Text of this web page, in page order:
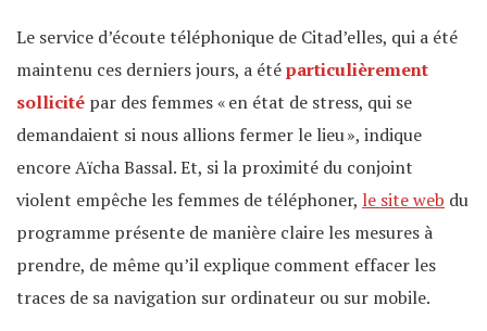
Le service d’écoute téléphonique de Citad’elles, qui a été
maintenu ces derniers jours, a étéparticulièrement
sollicité par des femmes « en état de stress, qui se
demandaient si nous allions fermer le lieu », indique
encore Aïcha Bassal. Et, si la proximité du conjoint
violent empêche les femmes de téléphoner, le site web du
programme présente de manière claire les mesures à
prendre, de même qu’il explique comment effacer les
traces de sa navigation sur ordinateur ou sur mobile.